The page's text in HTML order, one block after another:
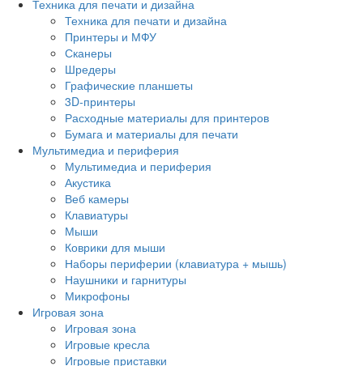
Техника для печати и дизайна
Техника для печати и дизайна
Принтеры и МФУ
Сканеры
Шредеры
Графические планшеты
3D-принтеры
Расходные материалы для принтеров
Бумага и материалы для печати
Мультимедиа и периферия
Мультимедиа и периферия
Акустика
Веб камеры
Клавиатуры
Мыши
Коврики для мыши
Наборы периферии (клавиатура + мышь)
Наушники и гарнитуры
Микрофоны
Игровая зона
Игровая зона
Игровые кресла
Игровые приставки